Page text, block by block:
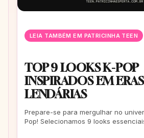
LEIA TAMBÉM EM PATRICINHA TEEN
TOP 9 LOOKS K-POP
INSPIRADOS EM ERAS
LENDÁRIAS
Prepare-se para mergulhar no
Pop! Selecionamos 9 looks